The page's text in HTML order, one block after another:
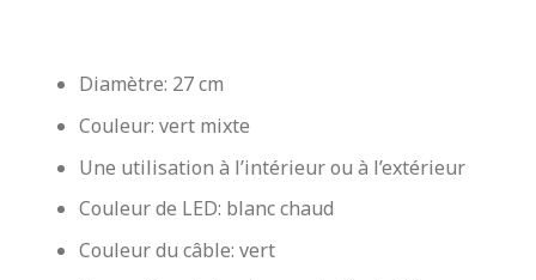
Diamètre: 27 cm
Couleur: vert mixte
Une utilisation à l’intérieur ou à l’extérieur
Couleur de LED: blanc chaud
Couleur du câble: vert